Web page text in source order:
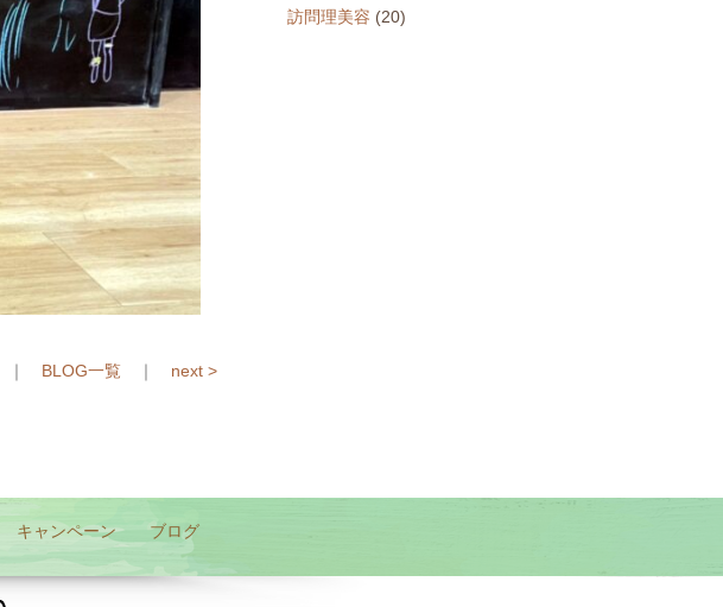
｜ BLOG一覧 ｜ next >
訪問理美容 (20)
キャンペーン ブログ